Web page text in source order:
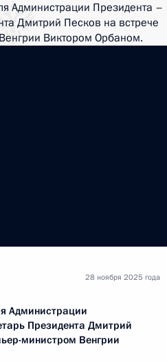
Администрации
Президента Дмитрий
министром Венгрии
28 ноября 2025 года